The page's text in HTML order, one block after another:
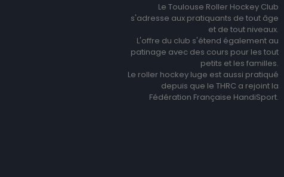
Le Toulouse Roller Hockey Club
s'adresse aux pratiquants de tout âge
et de tout niveaux.
L'offre du club s'étend également au
patinage avec des cours pour les tout
petits et les familles.
Le roller hockey luge est aussi pratiqué
depuis que le THRC a rejoint la
Fédération Française HandiSport.